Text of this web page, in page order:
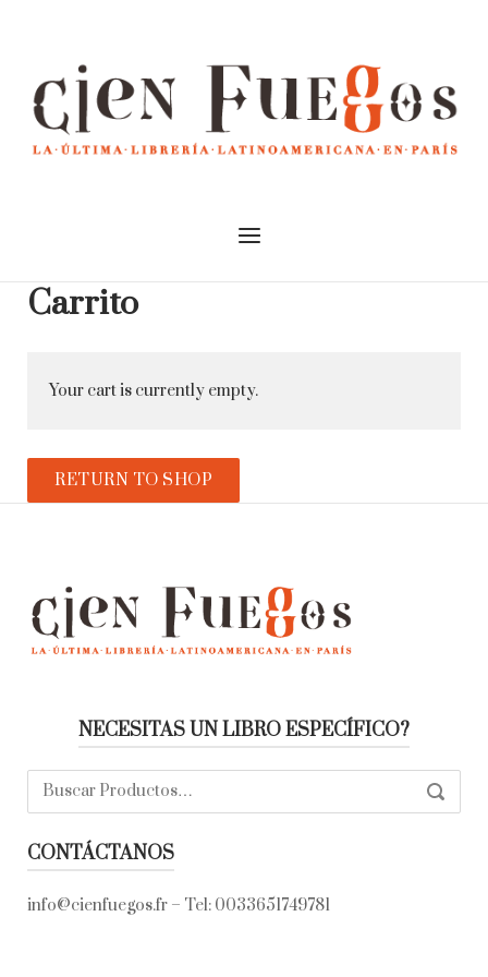
Menu
Carrito
Your cart is currently empty.
RETURN TO SHOP
NECESITAS UN LIBRO ESPECÍFICO?
Buscar:
CONTÁCTANOS
info@cienfuegos.fr – Tel: 0033651749781